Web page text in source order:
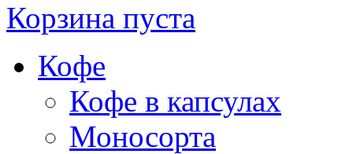
Корзина пуста
Кофе
Кофе в капсулах
Моносорта